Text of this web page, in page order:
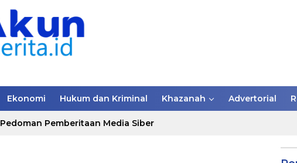
Ekonomi Hukum dan Kriminal Khazanah Advertorial
Pedoman Pemberitaan Media Siber